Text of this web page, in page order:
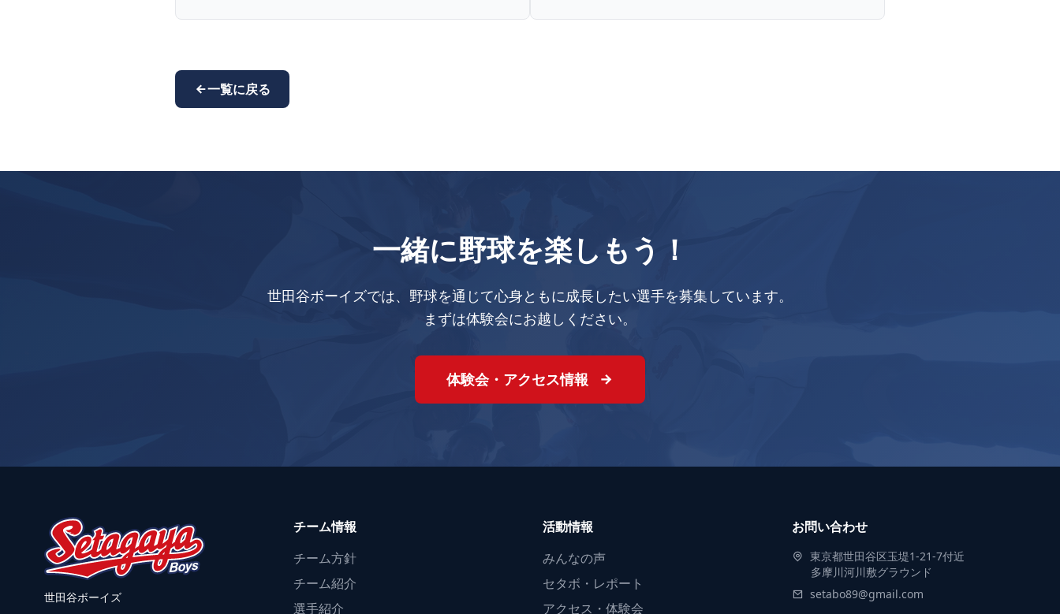
一覧に戻る
一緒に野球を楽しもう！
世田谷ボーイズでは、野球を通じて心身ともに成長したい選手を募集しています。
まずは体験会にお越しください。
体験会・アクセス情報
世田谷ボーイズ
チーム情報
チーム方針
チーム紹介
選手紹介
活動情報
みんなの声
セタボ・レポート
アクセス・体験会
お問い合わせ
東京都世田谷区玉堤1-21-7付近
多摩川河川敷グラウンド
setabo89@gmail.com